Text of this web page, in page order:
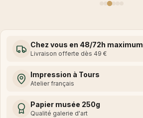
Chez vous en 48/72h maximum
Livraison offerte dès 49 €
Impression à Tours
Atelier français
Papier musée 250g
Qualité galerie d'art